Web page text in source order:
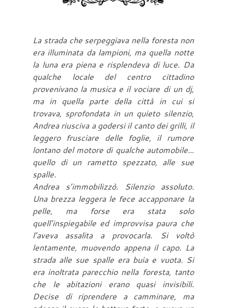
La strada che serpeggiava nella foresta non
era illuminata da lampioni, ma quella notte
la luna era piena e risplendeva di luce. Da
qualche locale del centro cittadino
provenivano la musica e il vociare di un dj,
ma in quella parte della città in cui si
trovava, sprofondata in un quieto silenzio,
Andrea riusciva a godersi il canto dei grilli, il
leggero frusciare delle foglie, il rumore
lontano del motore di qualche automobile...
quello di un rametto spezzato, alle sue
spalle.
Andrea s’immobilizzò. Silenzio assoluto.
Una brezza leggera le fece accapponare la
pelle, ma forse era stata solo
quell’inspiegabile ed improvvisa paura che
l’aveva assalita a provocarla. Si voltò
lentamente, muovendo appena il capo. La
strada alle sue spalle era buia e vuota. Si
era inoltrata parecchio nella foresta, tanto
che le abitazioni erano quasi invisibili.
Decise di riprendere a camminare, ma